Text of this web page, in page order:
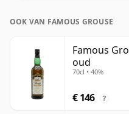
OOK VAN FAMOUS GROUSE
Famous
oud
70cl • 40%
€ 146 ?